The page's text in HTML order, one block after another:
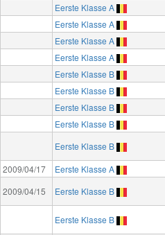
Eerste Klasse A
Eerste Klasse A
Eerste Klasse A
Eerste Klasse A
Eerste Klasse B
Eerste Klasse B
Eerste Klasse B
Eerste Klasse B
Eerste Klasse B
2009/04/17
Eerste Klasse A
2009/04/15
Eerste Klasse B
Eerste Klasse B